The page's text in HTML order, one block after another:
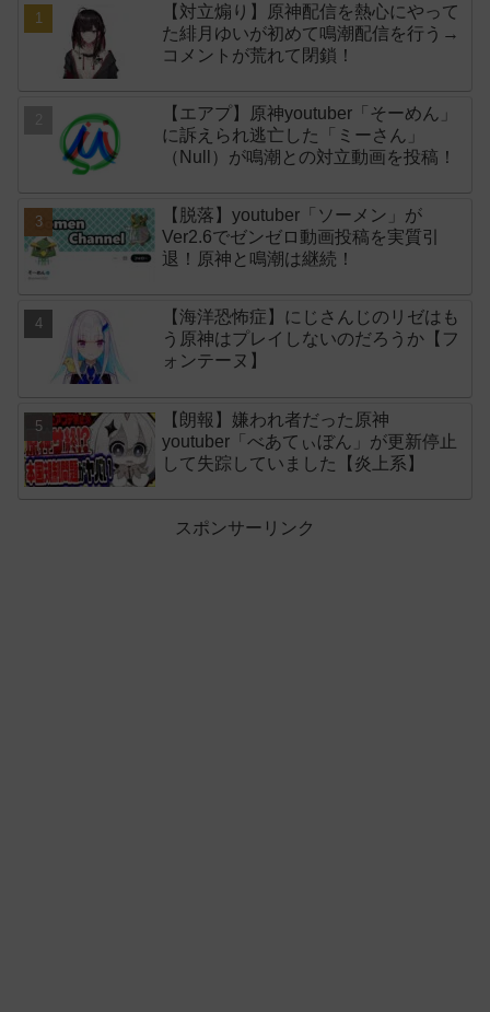
【対立煽り】原神配信を熱心にやって
た緋月ゆいが初めて鳴潮配信を行う→
コメントが荒れて閉鎖！
【エアプ】原神youtuber「そーめん」
に訴えられ逃亡した「ミーさん」
（Null）が鳴潮との対立動画を投稿！
【脱落】youtuber「ソーメン」が
Ver2.6でゼンゼロ動画投稿を実質引
退！原神と鳴潮は継続！
【海洋恐怖症】にじさんじのリゼはも
う原神はプレイしないのだろうか【フ
ォンテーヌ】
【朗報】嫌われ者だった原神
youtuber「べあてぃぼん」が更新停止
して失踪していました【炎上系】
スポンサーリンク